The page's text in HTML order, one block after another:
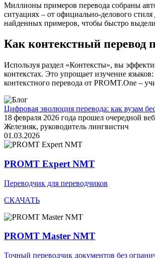
Миллионы примеров перевода собраны
ситуациях – от официально-делового
найденных примеров, чтобы быстро
Как контекстный перевод
Используя раздел «Контексты», вы
контекстах. Это упрощает изучение
контекстного перевода от PROMT.One –
Цифровая эволюция перевода: как вузам
18 февраля 2026 года прошел очередной
Железняк, руководитель лингвистич
01.03.2026
PROMT Expert NMT
Переводчик для переводчиков
СКАЧАТЬ
PROMT Master NMT
Точный переводчик документов без